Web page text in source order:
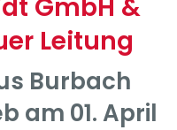
GmbH &
Leitung
Burbach
am 01. April